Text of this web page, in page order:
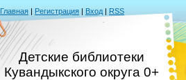
Главная | Регистрация | Вход | RSS
Детские библиотеки
Кувандыкского округа 0+